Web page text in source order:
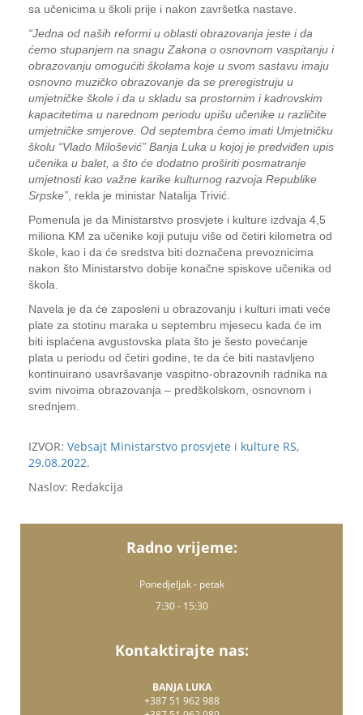
sa učenicima u školi prije i nakon završetka nastave.
“Jedna od naših reformi u oblasti obrazovanja jeste i da
ćemo stupanjem na snagu Zakona o osnovnom vaspitanju i
obrazovanju omogućiti školama koje u svom sastavu imaju
osnovno muzičko obrazovanje da se preregistruju u
umjetničke škole i da u skladu sa prostornim i kadrovskim
kapacitetima u narednom periodu upišu učenike u različite
umjetničke smjerove. Od septembra ćemo imati Umjetničku
školu “Vlado Milošević” Banja Luka u kojoj je predviđen upis
učenika u balet, a što će dodatno proširiti posmatranje
umjetnosti kao važne karike kulturnog razvoja Republike
Srpske” , rekla je ministar Natalija Trivić.
Pomenula je da Ministarstvo prosvjete i kulture izdvaja 4,5
miliona KM za učenike koji putuju više od četiri kilometra od
škole, kao i da će sredstva biti doznačena prevoznicima
nakon što Ministarstvo dobije konačne spiskove učenika od
škola.
Navela je da će zaposleni u obrazovanju i kulturi imati veće
plate za stotinu maraka u septembru mjesecu kada će im
biti isplaćena avgustovska plata što je šesto povećanje
plata u periodu od četiri godine, te da će biti nastavljeno
kontinuirano usavršavanje vaspitno-obrazovnih radnika na
svim nivoima obrazovanja – predškolskom, osnovnom i
srednjem.
IZVOR: Vebsajt Ministarstvo prosvjete i kulture RS,
29.08.2022.
Naslov: Redakcija
Radno vrijeme:
Ponedjeljak - petak
7:30 - 15:30
Kontaktirajte nas:
BANJA LUKA
+387 51 962 988